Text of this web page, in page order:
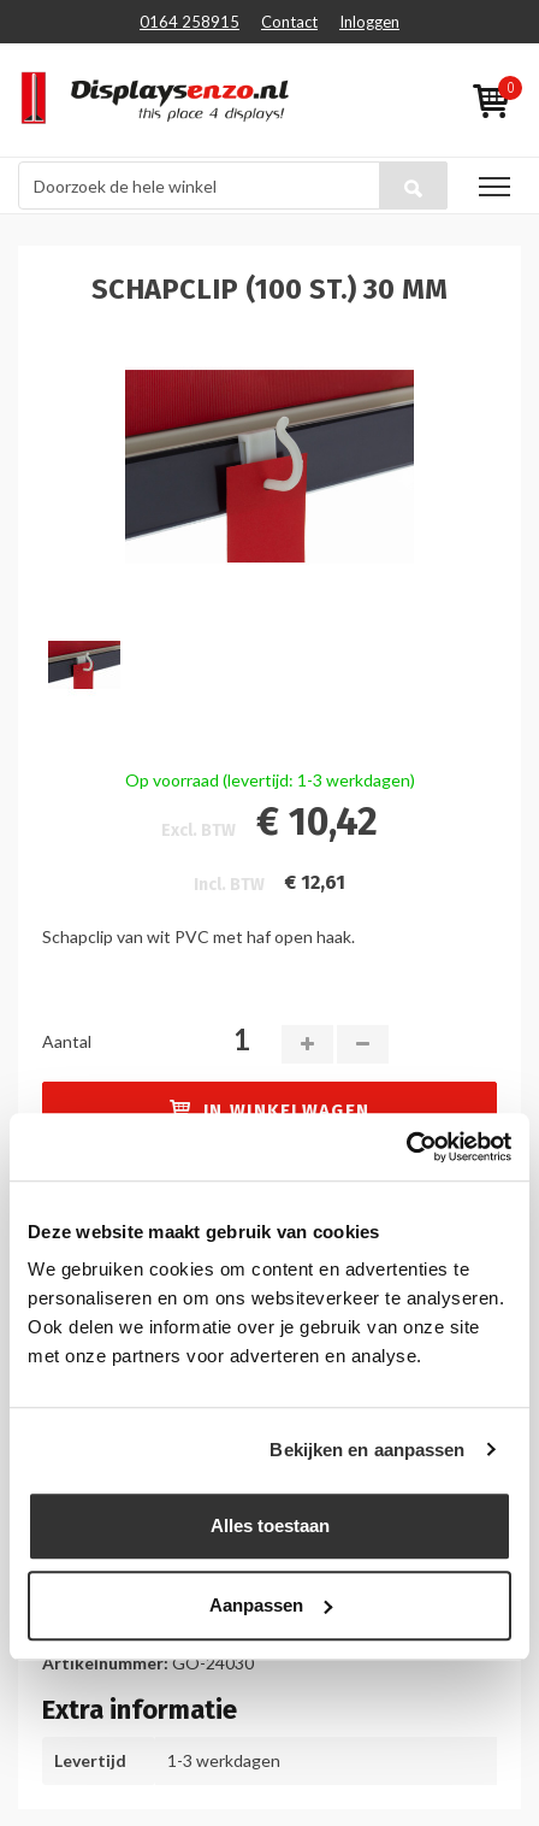
Deze website maakt gebruik van cookies
We gebruiken cookies om content en advertenties te
personaliseren en om ons websiteverkeer te analyseren.
Ook delen we informatie over je gebruik van onze site
met onze partners voor adverteren en analyse.
Bekijken en aanpassen
Alles toestaan
Aanpassen
0164 258915 Contact Inloggen
0
SCHAPCLIP (100 ST.) 30 MM
Op voorraad (levertijd: 1-3 werkdagen)
Excl. BTW € 10,42
Incl. BTW € 12,61
Schapclip van wit PVC met haf open haak.
Aantal
IN WINKELWAGEN
Verzendinformatie:
Verzendkosten NL: € 6,95 (€8,41 incl. btw).
Gratis verzending vanaf € 175,-.Meer informatie.
capaciteit: 2 - hoogte: 30 mm - opening: 20 mm
Materiaal:PVS
100 stuks
Artikelnummer:GO-24030
Extra informatie
Levertijd 1-3 werkdagen